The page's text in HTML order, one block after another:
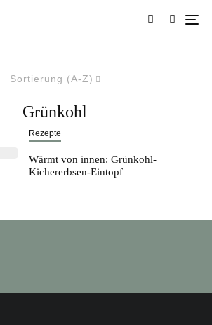
Sortierung (A-Z)
Grünkohl
Rezepte
Wärmt von innen: Grünkohl-
Kichererbsen-Eintopf